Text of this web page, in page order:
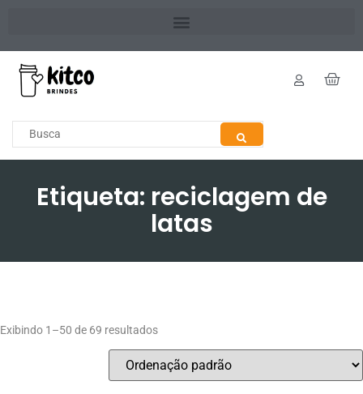
Etiqueta: reciclagem de
latas
Exibindo 1–50 de 69 resultados